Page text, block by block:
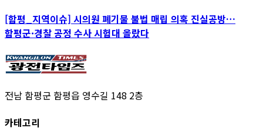
[함평_지역이슈] 시의원 폐기물 불법 매립 의혹 진실공방…
함평군·경찰 공정 수사 시험대 올랐다
전남 함평군 함평읍 영수길 148 2층
카테고리